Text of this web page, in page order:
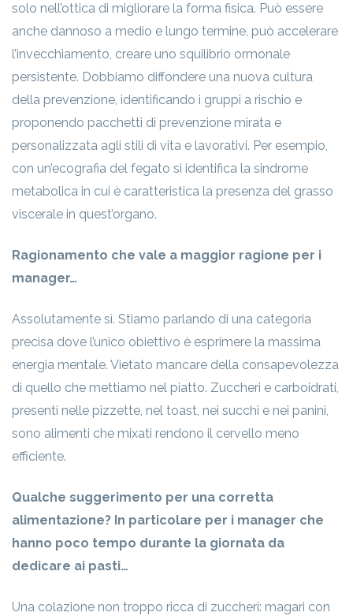
solo nell’ottica di migliorare la forma fisica. Può essere
anche dannoso a medio e lungo termine, può accelerare
l’invecchiamento, creare uno squilibrio ormonale
persistente. Dobbiamo diffondere una nuova cultura
della prevenzione, identificando i gruppi a rischio e
proponendo pacchetti di prevenzione mirata e
personalizzata agli stili di vita e lavorativi. Per esempio,
con un’ecografia del fegato si identifica la sindrome
metabolica in cui è caratteristica la presenza del grasso
viscerale in quest’organo.
Ragionamento che vale a maggior ragione per i
manager…
Assolutamente sì. Stiamo parlando di una categoria
precisa dove l’unico obiettivo è esprimere la massima
energia mentale. Vietato mancare della consapevolezza
di quello che mettiamo nel piatto. Zuccheri e carboidrati,
presenti nelle pizzette, nel toast, nei succhi e nei panini,
sono alimenti che mixati rendono il cervello meno
efficiente.
Qualche suggerimento per una corretta
alimentazione? In particolare per i manager che
hanno poco tempo durante la giornata da
dedicare ai pasti…
Una colazione non troppo ricca di zuccheri: magari con